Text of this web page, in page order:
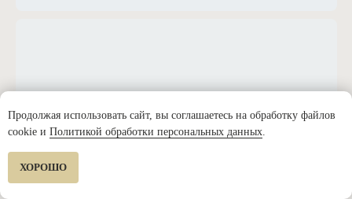
Продолжая использовать сайт, вы соглашаетесь на обработку файлов
cookie и Политикой обработки персональных данных.
ХОРОШО